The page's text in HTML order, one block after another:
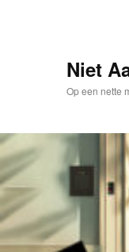
Niet
Op een nette